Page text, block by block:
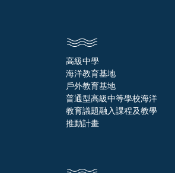
高級中學
海洋教育基地
戶外教育基地
普通型高級中等學校海洋
教育議題融入課程及教學
推動計畫